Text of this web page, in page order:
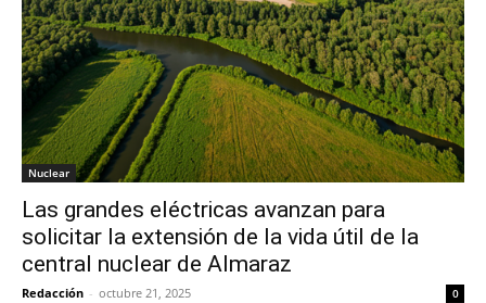
Nuclear
Las grandes eléctricas avanzan para
solicitar la extensión de la vida útil de la
central nuclear de Almaraz
Redacción - octubre 21, 2025 0